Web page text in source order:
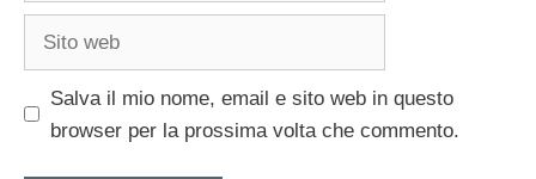
Salva il mio nome, email e sito web in questo
browser per la prossima volta che commento.